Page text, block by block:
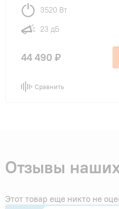
3520 Вт
23 дБ
44 490 ₽
Сравнить
Отзывы
Этот товар еще никто не